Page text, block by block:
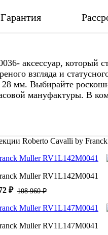
Гарантия
аксессуар, который
взгляда и
мм. Выбирайте
мануфактуры. В
Roberto Cavalli by
Muller RV1L142M0041
₽ 108 960 ₽
Muller RV1L147M0041